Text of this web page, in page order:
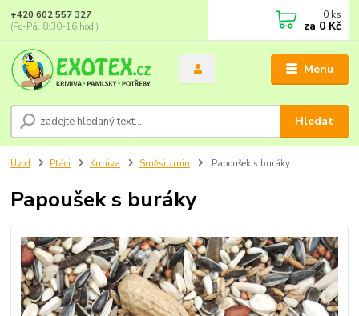
Menu
Hledat
+420 602 557 327
(Po-Pá, 8:30-16 hod.)
0 ks
za 0 Kč
Úvod Ptáci Krmiva Směsi zrnin Papoušek s buráky
Papoušek s buráky